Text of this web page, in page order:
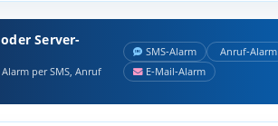
Server-
per SMS, Anruf
SMS‑Alarm
Anruf‑Alarm
E‑Mail‑Alarm